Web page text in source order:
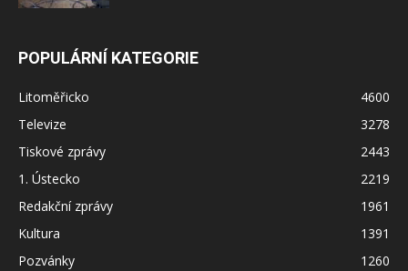
POPULÁRNÍ KATEGORIE
Litoměřicko
4600
Televize
3278
Tiskové zprávy
2443
1. Ústecko
2219
Redakční zprávy
1961
Kultura
1391
Pozvánky
1260